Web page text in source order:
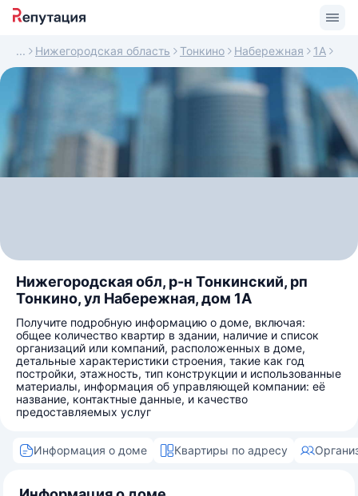
Нижегородская область Тонкино Набережная 1А
Нижегородская обл, р-н Тонкинский, рп
Тонкино, ул Набережная, дом 1А
Получите подробную информацию о доме, включая:
общее количество квартир в здании, наличие и список
организаций или компаний, расположенных в доме,
детальные характеристики строения, такие как год
постройки, этажность, тип конструкции и использованные
материалы, информация об управляющей компании: её
название, контактные данные, и качество
предоставляемых услуг
Информация о доме Квартиры по адресу